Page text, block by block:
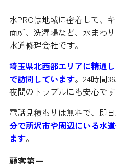
水PROは地域に密着して、
面所、洗濯場など、水まわ
水道修理会社です。
埼玉県北西部エリアに精通
で訪問しています。24時間
夜間のトラブルにも安心です
電話見積もりは無料で、即日
分で所沢市や周辺にいる水
ます。
顧客第一